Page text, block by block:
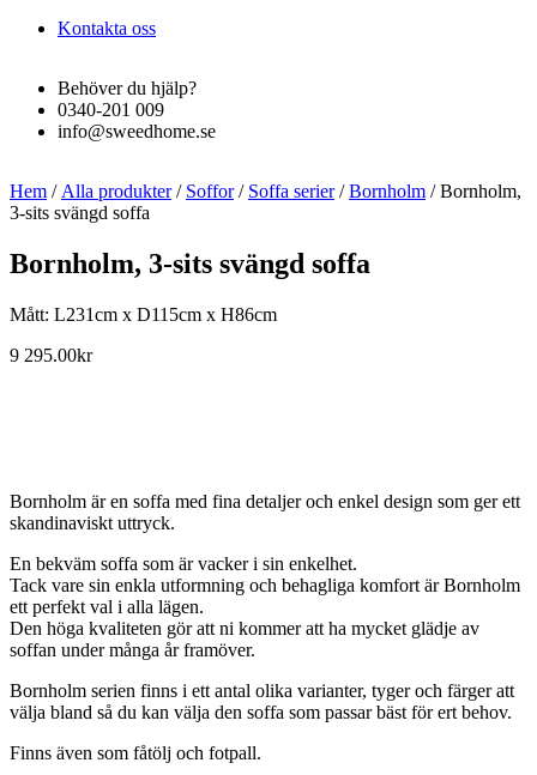
Kontakta oss
Behöver du hjälp?
0340-201 009
info@sweedhome.se
Hem / Alla produkter/ Soffor/ Soffa serier/Bornholm / Bornholm,
3-sits svängd soffa
Bornholm, 3-sits svängd soffa
Mått: L231cm x D115cm x H86cm
9 295.00kr
Bornholm är en soffa med fina detaljer och enkel design som ger ett
skandinaviskt uttryck.
En bekväm soffa som är vacker i sin enkelhet.
Tack vare sin enkla utformning och behagliga komfort är Bornholm
ett perfekt val i alla lägen.
Den höga kvaliteten gör att ni kommer att ha mycket glädje av
soffan under många år framöver.
Bornholm serien finns i ett antal olika varianter, tyger och färger att
välja bland så du kan välja den soffa som passar bäst för ert behov.
Finns även som fåtölj och fotpall.